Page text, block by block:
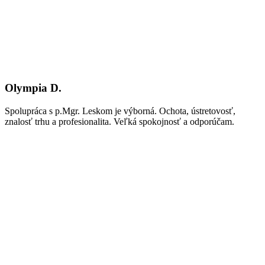
Olympia D.
Spolupráca s p.Mgr. Leskom je výborná. Ochota, ústretovosť,
znalosť trhu a profesionalita. Veľká spokojnosť a odporúčam.